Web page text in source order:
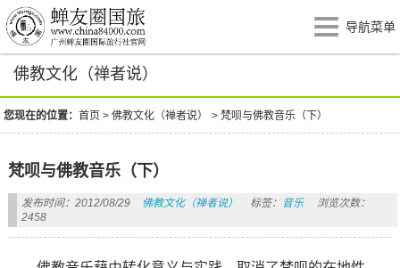
导航菜单
佛教文化（禅者说）
您现在的位置：首页 >佛教文化（禅者说） >梵呗与佛教音乐（下）
梵呗与佛教音乐（下）
发布时间：2012/08/29 佛教文化（禅者说） 标签： 音乐
浏览次数：
2458